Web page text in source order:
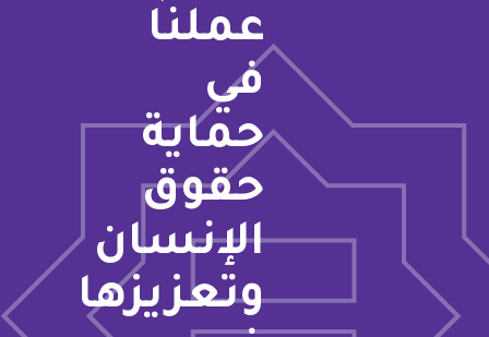
عملنا
في
حماية
حقوق
الإنسان
وتعزيزها